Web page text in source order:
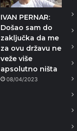
IVAN PERNAR:
Došao sam do
zaključka da me
za ovu državu ne
veže više
apsolutno ništa
08/04/2023